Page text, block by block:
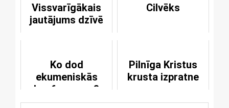
Vissvarīgākais
jautājums dzīvē
Cilvēks
Ko dod
ekumeniskās
konferences?
Pilnīga Kristus
krusta izpratne